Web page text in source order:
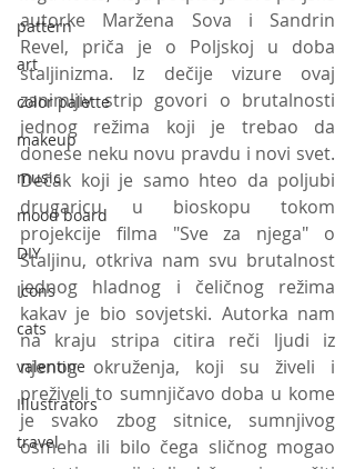
pattern
art
color palette
makeup
music
mood board
DIY
Icons
cats
valentine
Illustrators
travel
autorke Maržena Sova i Sandrin
Revel, priča je o Poljskoj u doba
staljinizma. Iz dečije vizure ovaj
zanimljiv strip govori o brutalnosti
jednog režima koji je trebao da
donese neku novu pravdu i novi svet.
Dečak koji je samo hteo da poljubi
drugaricu u bioskopu tokom
projekcije filma "Sve za njega" o
Staljinu, otkriva nam svu brutalnost
jednog hladnog i čeličnog režima
kakav je bio sovjetski. Autorka nam
na kraju stripa citira reči ljudi iz
njenog okruženja, koji su živeli i
preživeli to sumnjičavo doba u kome
je svako zbog sitnice, sumnjivog
osmeha ili bilo čega sličnog mogao